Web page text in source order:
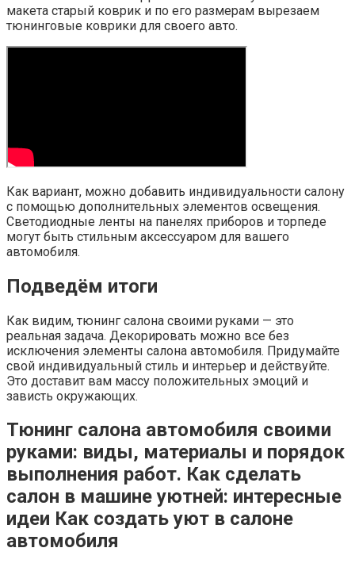
макета старый коврик и по его размерам вырезаем
тюнинговые коврики для своего авто.
Как вариант, можно добавить индивидуальности салону
с помощью дополнительных элементов освещения.
Светодиодные ленты на панелях приборов и торпеде
могут быть стильным аксессуаром для вашего
автомобиля.
Подведём итоги
Как видим, тюнинг салона своими руками — это
реальная задача. Декорировать можно все без
исключения элементы салона автомобиля. Придумайте
свой индивидуальный стиль и интерьер и действуйте.
Это доставит вам массу положительных эмоций и
зависть окружающих.
Тюнинг салона автомобиля своими
руками: виды, материалы и порядок
выполнения работ. Как сделать
салон в машине уютней: интересные
идеи Как создать уют в салоне
автомобиля